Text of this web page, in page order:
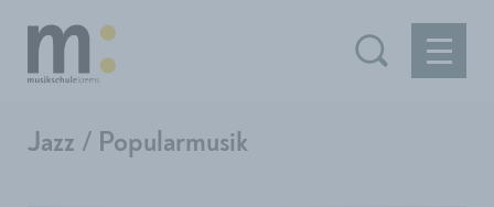
Jazz / Popularmusik